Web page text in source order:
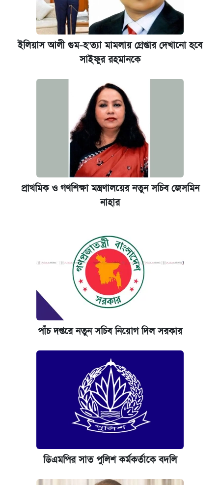
ইলিয়াস আলী গুম-হ'ত্যা মামলায় গ্রেপ্তার দেখানো হবে
সাইফুর রহমানকে
প্রাথমিক ও গণশিক্ষা মন্ত্রণালয়ের নতুন সচিব জেসমিন
নাহার
পাঁচ দপ্তরে নতুন সচিব নিয়োগ দিল সরকার
ডিএমপির সাত পুলিশ কর্মকর্তাকে বদলি